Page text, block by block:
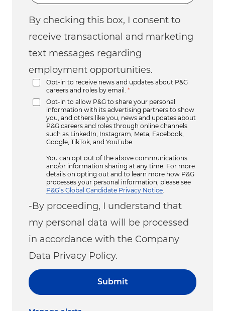
By checking this box, I consent to
receive transactional and marketing
text messages regarding
employment opportunities.
Opt-in to receive news and updates about P&G
careers and roles by email.
*
Opt-in to allow P&G to share your personal
information with its advertising partners to show
you, and others like you, news and updates about
P&G careers and roles through online channels
such as LinkedIn, Instagram, Meta, Facebook,
Google, TikTok, and YouTube.
You can opt out of the above communications
and/or information sharing at any time. For more
details on opting out and to learn more how P&G
processes your personal information, please see
P&G’s Global Candidate Privacy Notice
-By proceeding, I understand that
my personal data will be processed
in accordance with the Company
Data Privacy Policy.
Submit